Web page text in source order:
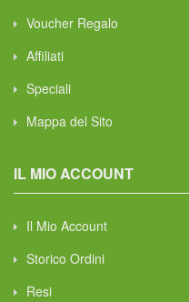
Voucher Regalo
Affiliati
Speciali
Mappa del Sito
IL MIO ACCOUNT
Il Mio Account
Storico Ordini
Resi